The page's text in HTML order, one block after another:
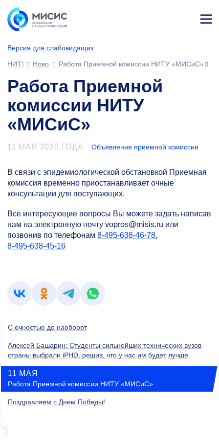
Версия для слабовидящих
ине
НИТУ МИСИС
НовостиРабота Приемной комиссии НИТУ «МИСиС»
Работа Приемной
комиссии НИТУ
«МИСиС»
11 МАЯ 2020 ГОДА Объявления приемной комиссии
В связи с эпидемиологической обстановкой Приемная
комиссия временно приостанавливает очные
консультации для поступающих.
Все интересующие вопросы Вы можете задать написав
нам на электронную почту vopros@misis.ru или
позвонив по телефонам 8-495-638-46-78,
8-495-638-45-16
С очностью до наоборот
Алексей Башарин: Студенты сильнейших технических вузов
страны выбрали iPHD, решив, что у нас им будет лучше
11 МАЯ
Работа Приемной комиссии НИТУ «МИСиС»
Поздравляем с Днем Победы!